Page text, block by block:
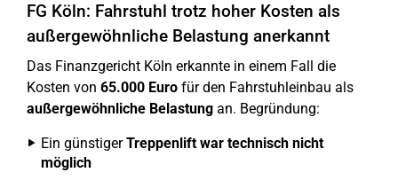
FG Köln: Fahrstuhl trotz hoher Kosten als
außergewöhnliche Belastung anerkannt
Das Finanzgericht Köln erkannte in einem Fall die
Kosten von 65.000 Euro für den Fahrstuhleinbau als
außergewöhnliche Belastung an. Begründung:
Ein günstigerTreppenlift war technisch nicht
möglich